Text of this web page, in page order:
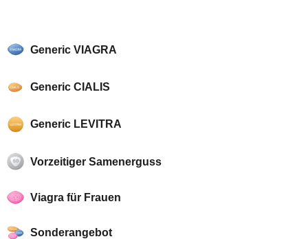
Generic VIAGRA
Generic CIALIS
Generic LEVITRA
Vorzeitiger Samenerguss
Viagra für Frauen
Sonderangebot